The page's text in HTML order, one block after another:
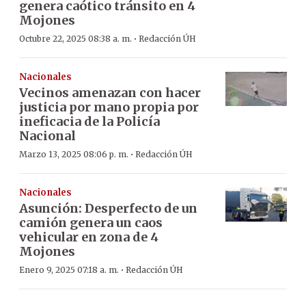
genera caótico tránsito en 4
Mojones
Octubre 22, 2025 08:38 a. m. · Redacción ÚH
Nacionales
Vecinos amenazan con hacer
justicia por mano propia por
ineficacia de la Policía
Nacional
Marzo 13, 2025 08:06 p. m. · Redacción ÚH
Nacionales
Asunción: Desperfecto de un
camión genera un caos
vehicular en zona de 4
Mojones
Enero 9, 2025 07:18 a. m. · Redacción ÚH